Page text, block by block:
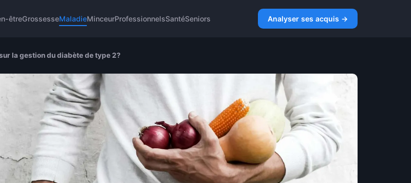
êtreGrossesseMaladieMinceurProfessionnelsSantéSeniors Analyser ses acquis →
la gestion du diabète de type 2?